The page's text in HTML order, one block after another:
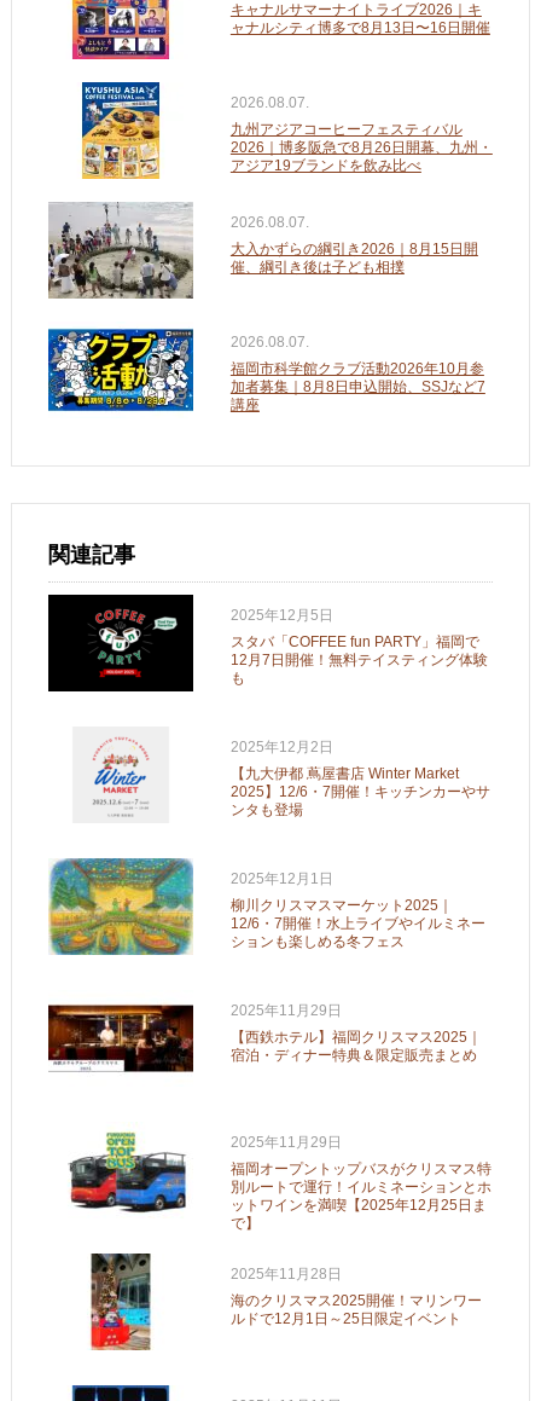
キャナルサマーナイトライブ2026｜キ
ャナルシティ博多で8月13日〜16日開催
2026.08.07.
九州アジアコーヒーフェスティバル
2026｜博多阪急で8月26日開幕、九州・
アジア19ブランドを飲み比べ
2026.08.07.
大入かずらの綱引き2026｜8月15日開
催、綱引き後は子ども相撲
2026.08.07.
福岡市科学館クラブ活動2026年10月参
加者募集｜8月8日申込開始、SSJなど7
講座
関連記事
2025年12月5日
スタバ「COFFEE fun PARTY」福岡で
12月7日開催！無料テイスティング体験
も
2025年12月2日
【九大伊都 蔦屋書店 Winter Market
2025】12/6・7開催！キッチンカーやサ
ンタも登場
2025年12月1日
柳川クリスマスマーケット2025｜
12/6・7開催！水上ライブやイルミネー
ションも楽しめる冬フェス
2025年11月29日
【西鉄ホテル】福岡クリスマス2025｜
宿泊・ディナー特典＆限定販売まとめ
2025年11月29日
福岡オープントップバスがクリスマス特
別ルートで運行！イルミネーションとホ
ットワインを満喫【2025年12月25日ま
で】
2025年11月28日
海のクリスマス2025開催！マリンワー
ルドで12月1日～25日限定イベント